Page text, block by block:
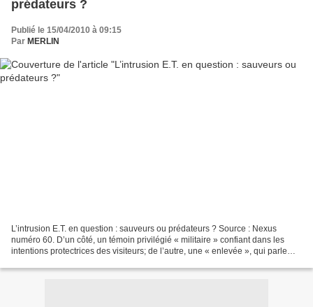
prédateurs ?
Publié le 15/04/2010 à 09:15
Par MERLIN
L’intrusion E.T. en question : sauveurs ou prédateurs ? Source : Nexus
numéro 60. D’un côté, un témoin privilégié « militaire » confiant dans les
intentions protectrices des visiteurs; de l’autre, une « enlevée », qui parle